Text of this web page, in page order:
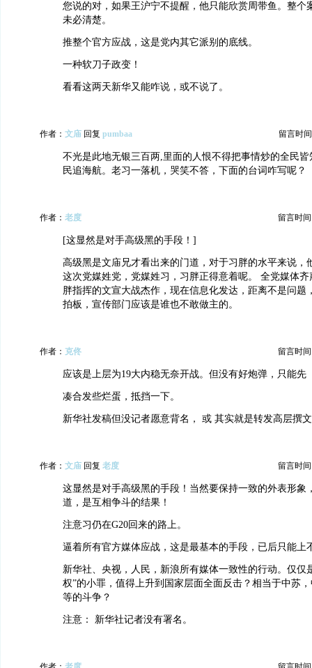
您说的对，如果王沪宁不提醒，他只能欣赏周带鱼。整个
未必清楚。
推整个官方应战，这是党内其它派别的底线。
一种软刀子政变！
看看这两天新华又能咋说，或不说了。
作者： 文庙 回复 pumbaa 留言时
不光是此地无银三百两,里面的人恨不得把事情炒的全民
民追海航。老习一落机，哭笑不答，下面的台词咋写呢？
作者： 老度 留言时间
[这显然是对手高级黑的手段！]
高级黑是文庙兄才看出来的门道，对于习胖的水平来说，
这次党媒姓党，党媒姓习，习胖正得意着呢。 全党媒体
胖指挥的文宣大战杰作，现在信息化发达，距离不是问题
拍板，宣传部门应该是谁也不敢做主的。
作者： 克佟 留言时间
应该是上层为19大内稳无奈开战。但没有好炮弹，只能先
凑合发些烂蛋，抵挡一下。
新华社发稿但没记者愿意背名， 或 其实就是转发高层撰文
作者： 文庙 回复 老度 留言时间
这显然是对手高级黑的手段！当然要保持一致的外表形象
道，是互相争斗的结果！
注意习仍在G20回来的路上。
逼着所有官方媒体应战，这是最基本的手段，已后只能上
新华社、央视，人民，新浪所有媒体一致性的行动。仅仅
权”的小罪，值得上升到国家层面全面反击？相当于中苏
等的斗争？
注意： 新华社记者没有署名。